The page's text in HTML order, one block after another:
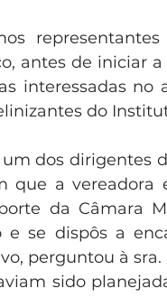
antes de iniciar
interessadas no
do
dos dirigentes
que a vereadora
da Câmara
se dispôs a
perguntou à
sido